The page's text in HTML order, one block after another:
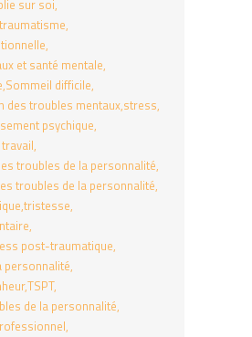
sur soi
et santé mentale
Sommeil difficile
des troubles mentaux stress
psychique
troubles de la personnalité
troubles de la personnalité
tristesse
post-traumatique
personnalité
TSPT
de la personnalité